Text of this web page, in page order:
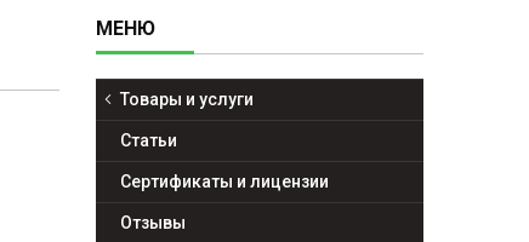
Товары и услуги
Статьи
Сертификаты и лицензии
Отзывы